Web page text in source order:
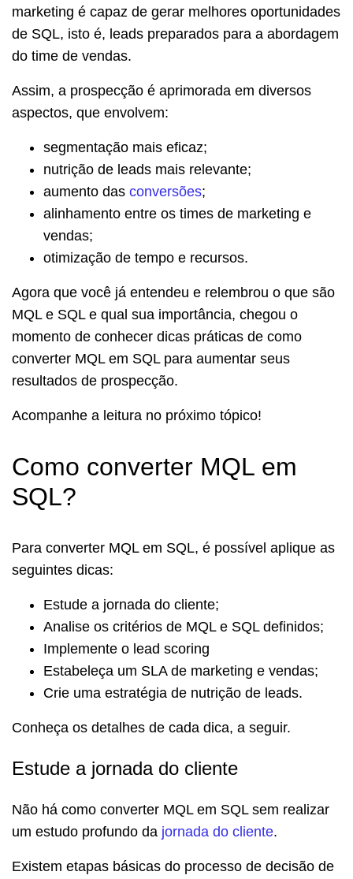
marketing é capaz de gerar melhores oportunidades
de SQL, isto é, leads preparados para a abordagem
do time de vendas.
Assim, a prospecção é aprimorada em diversos
aspectos, que envolvem:
segmentação mais eficaz;
nutrição de leads mais relevante;
aumento das conversões;
alinhamento entre os times de marketing e
vendas;
otimização de tempo e recursos.
Agora que você já entendeu e relembrou o que são
MQL e SQL e qual sua importância, chegou o
momento de conhecer dicas práticas de como
converter MQL em SQL para aumentar seus
resultados de prospecção.
Acompanhe a leitura no próximo tópico!
Como converter MQL em
SQL?
Para converter MQL em SQL, é possível aplique as
seguintes dicas:
Estude a jornada do cliente;
Analise os critérios de MQL e SQL definidos;
Implemente o lead scoring
Estabeleça um SLA de marketing e vendas;
Crie uma estratégia de nutrição de leads.
Conheça os detalhes de cada dica, a seguir.
Estude a jornada do cliente
Não há como converter MQL em SQL sem realizar
um estudo profundo da jornada do cliente.
Existem etapas básicas do processo de decisão de